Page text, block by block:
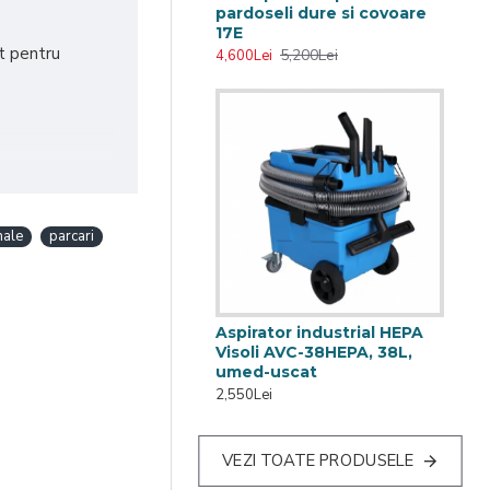
pentru
parcari
pardoseli dure si covoare
17E
4,600Lei 5,200Lei
Aspirator industrial HEPA
Visoli AVC-38HEPA, 38L,
umed-uscat
2,550Lei
VEZI TOATE PRODUSELE